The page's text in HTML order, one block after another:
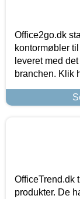
Office2go.dk
kontormøbler
leveret med
branchen. Klik
OfficeTrend.dk
produkter. De